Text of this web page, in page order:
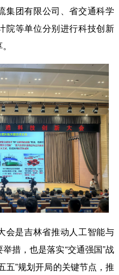
集团有限公司、省交通科学
院等单位分别进行科技创新
是吉林省推动人工智能与
措，也是落实“交通强国”战
五”规划开局的关键节点，推